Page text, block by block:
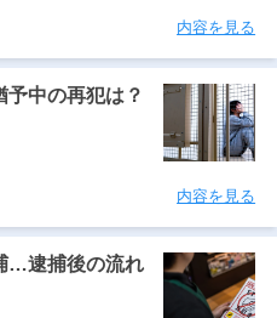
内容を見る
中の再犯は？
内容を見る
…逮捕後の流れ